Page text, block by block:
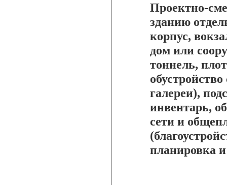
Проектно-
зданию
корпус,
дом или
тоннель,
галереи),
инвентарь,
сети и
планировка